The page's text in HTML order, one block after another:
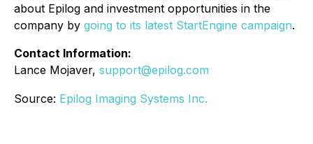
about Epilog and investment opportunities in the
company by going to its latest StartEngine campaign.
Contact Information:
Lance Mojaver, support@epilog.com
Source: Epilog Imaging Systems Inc.